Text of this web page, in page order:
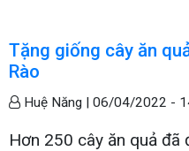
Tặng giống cây ăn
Rào
Huệ Năng | 06/04/2022 -
Hơn 250 cây ăn quả đã